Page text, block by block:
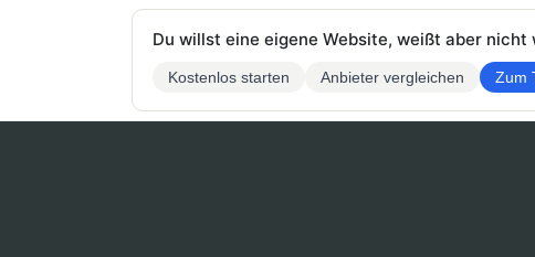
Du willst eine eigene Website, weißt aber nicht
Kostenlos starten Anbieter vergleichen Zum